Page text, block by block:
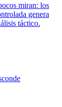
miran: los
genera
táctico.